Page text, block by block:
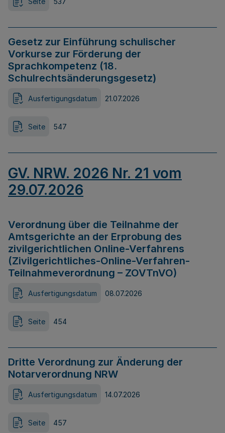
Gesetz zur Einführung schulischer
Vorkurse zur Förderung der
Sprachkompetenz (18.
Schulrechtsänderungsgesetz)
Ausfertigungsdatum 21.07.2026
Seite 547
GV. NRW. 2026 Nr. 21 vom
29.07.2026
Verordnung über die Teilnahme der
Amtsgerichte an der Erprobung des
zivilgerichtlichen Online-Verfahrens
(Zivilgerichtliches-Online-Verfahren-
Teilnahmeverordnung – ZOVTnVO)
Ausfertigungsdatum 08.07.2026
Seite 454
Dritte Verordnung zur Änderung der
Notarverordnung NRW
Ausfertigungsdatum 14.07.2026
Seite 457